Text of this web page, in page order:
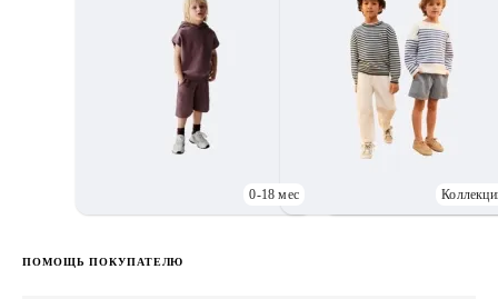
0-18 мес
ПОМОЩЬ ПОКУПАТЕЛЮ